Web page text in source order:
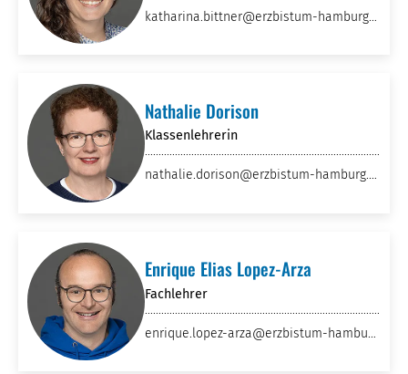
katharina.bittner@erzbistum-hamburg.
Nathalie Dorison
Klassenlehrerin
nathalie.dorison@erzbistum-hamburg.o
Enrique Elias Lopez-Arza
Fachlehrer
enrique.lopez-arza@erzbistum-hambur